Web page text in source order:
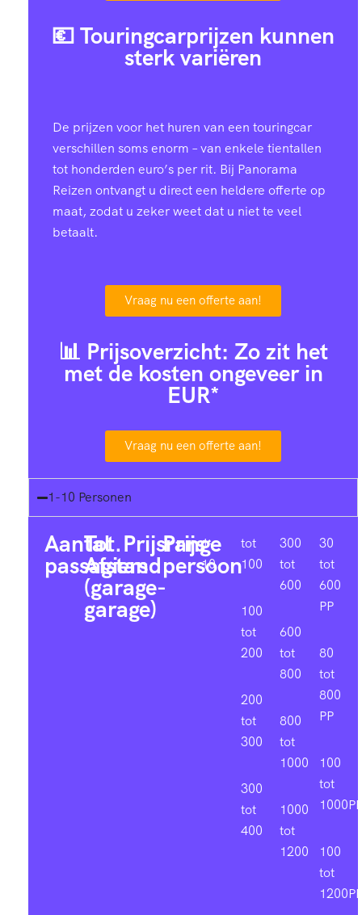
💶 Touringcarprijzen kunnen
sterk variëren
De prijzen voor het huren van een touringcar
verschillen soms enorm – van enkele tientallen
tot honderden euro’s per rit. Bij Panorama
Reizen ontvangt u direct een heldere offerte op
maat, zodat u zeker weet dat u niet te veel
betaalt.
Vraag nu een offerte aan!
📊 Prijsoverzicht: Zo zit het
met de kosten ongeveer in
EUR*
Vraag nu een offerte aan!
1-10 Personen
Aantal
passagiers
Tot.
Afstand
(garage-
garage)
Prijsrange
Prijs
persoon
1-
10
tot
100
100
tot
200
200
tot
300
300
tot
400
300
tot
600
600
tot
800
800
tot
1000
1000
tot
1200
30
tot
600
PP
80
tot
800
PP
100
tot
1000PP
100
tot
1200PP